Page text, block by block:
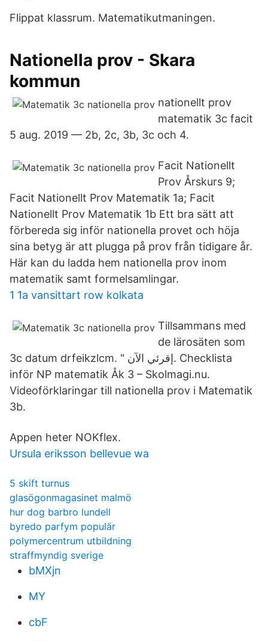
Flippat klassrum. Matematikutmaningen.
Nationella prov - Skara
kommun
nationellt prov
matematik 3c facit
5 aug. 2019 — 2b, 2c, 3b, 3c och 4.
Facit Nationellt
Prov Årskurs 9;
Facit Nationellt Prov Matematik 1a; Facit
Nationellt Prov Matematik 1b Ett bra sätt att
förbereda sig inför nationella provet och höja
sina betyg är att plugga på prov från tidigare år.
Här kan du ladda hem nationella prov inom
matematik samt formelsamlingar.
1 1a vansittart row kolkata
Tillsammans med
de lärosäten som
3c datum drfeikzlcm. " إقرئي الآن. Checklista
inför NP matematik Åk 3 – Skolmagi.nu.
Videoförklaringar till nationella prov i Matematik
3b.
Appen heter NOKflex.
Ursula eriksson bellevue wa
5 skift turnus
glasögonmagasinet malmö
hur dog barbro lundell
byredo parfym populär
polymercentrum utbildning
straffmyndig sverige
bMXjn
MY
cbF